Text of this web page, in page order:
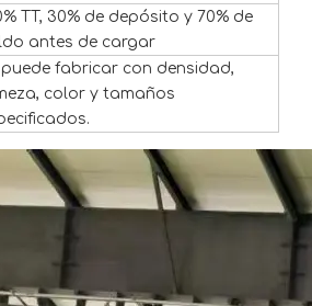
TT, 30% de depósito y 70% de
antes de cargar
puede fabricar con densidad,
color y tamaños